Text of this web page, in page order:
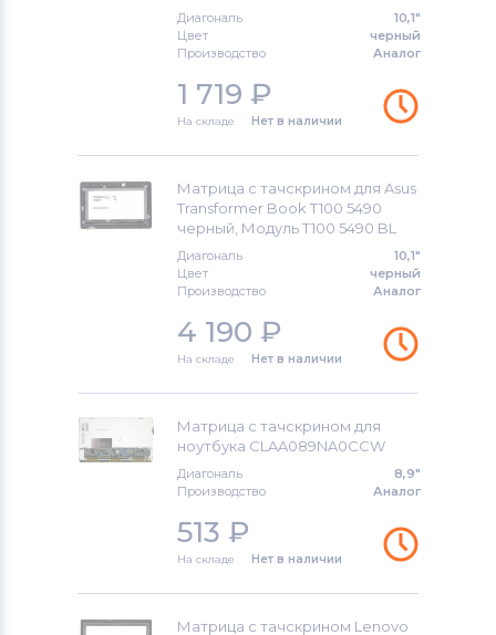
Диагональ
10,1"
Цвет
черный
Производство
Аналог
1 719 ₽
На складе Нет в наличии
Матрица с тачскрином для Asus
Transformer Book T100 5490
черный, Модуль T100 5490 BL
Диагональ
10,1"
Цвет
черный
Производство
Аналог
4 190 ₽
На складе Нет в наличии
Матрица с тачскрином для
ноутбука CLAA089NA0CCW
Диагональ
8,9"
Производство
Аналог
513 ₽
На складе Нет в наличии
Матрица с тачскрином Lenovo